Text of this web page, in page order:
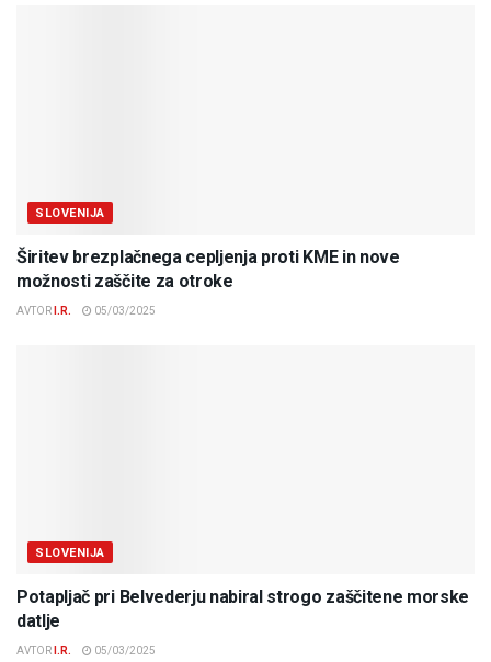
SLOVENIJA
Širitev brezplačnega cepljenja proti KME in nove
možnosti zaščite za otroke
AVTOR I.R. 05/03/2025
SLOVENIJA
Potapljač pri Belvederju nabiral strogo zaščitene morske
datlje
AVTOR I.R. 05/03/2025